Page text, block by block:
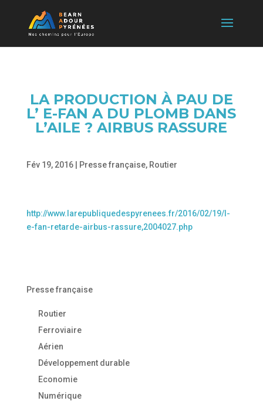
LA PRODUCTION À PAU DE
L’ E-FAN A DU PLOMB DANS
L’AILE ? AIRBUS RASSURE
Fév 19, 2016| Presse française, Routier
http://www.larepubliquedespyrenees.fr/2016/02/19/l-
e-fan-retarde-airbus-rassure,2004027.php
Presse française
Routier
Ferroviaire
Aérien
Développement durable
Economie
Numérique